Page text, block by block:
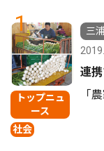
1
トップニュ
ース
社会
三浦
連
「